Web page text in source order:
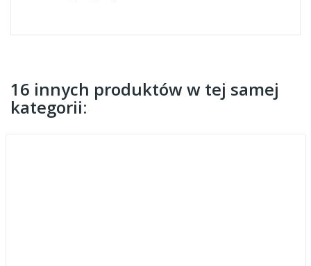
16 innych produktów w tej samej
kategorii: